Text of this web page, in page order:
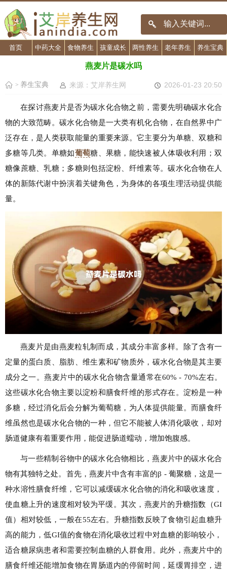
首页 中药大全 食物养生 孩童成长 两性养生 老年养生 养生宝典
燕麦片是碳水吗
> 养生宝典 来源：艾岸养生网 2026-01-23 20:50
在探讨燕麦片是否为碳水化合物之前，需要先明确碳水化合
物的大致范畴。碳水化合物是一大类有机化合物，在自然界中广
泛存在，是人类获取能量的重要来源。它主要分为单糖、双糖和
多糖等几类。单糖如葡萄糖、果糖，能快速被人体吸收利用；双
糖像蔗糖、乳糖；多糖则包括淀粉、纤维素等。碳水化合物在人
体的新陈代谢中扮演着关键角色，为身体的各项生理活动提供能
量。
燕麦片是由燕麦粒轧制而成，其成分丰富多样。除了含有一
定量的蛋白质、脂肪、维生素和矿物质外，碳水化合物是其主要
成分之一。燕麦片中的碳水化合物含量通常在60% - 70%左右。
这些碳水化合物主要以淀粉和膳食纤维的形式存在。淀粉是一种
多糖，经过消化后会分解为葡萄糖，为人体提供能量。而膳食纤
维虽然也是碳水化合物的一种，但它不能被人体消化吸收，却对
肠道健康有着重要作用，能促进肠道蠕动，增加饱腹感。
与一些精制谷物中的碳水化合物相比，燕麦片中的碳水化合
物有其独特之处。首先，燕麦片中含有丰富的β - 葡聚糖，这是一
种水溶性膳食纤维，它可以减缓碳水化合物的消化和吸收速度，
使血糖上升的速度相对较为平缓。其次，燕麦片的升糖指数（GI
值）相对较低，一般在55左右。升糖指数反映了食物引起血糖升
高的能力，低GI值的食物在消化吸收过程中对血糖的影响较小，
适合糖尿病患者和需要控制血糖的人群食用。此外，燕麦片中的
膳食纤维还能增加食物在胃肠道内的停留时间，延缓胃排空，进